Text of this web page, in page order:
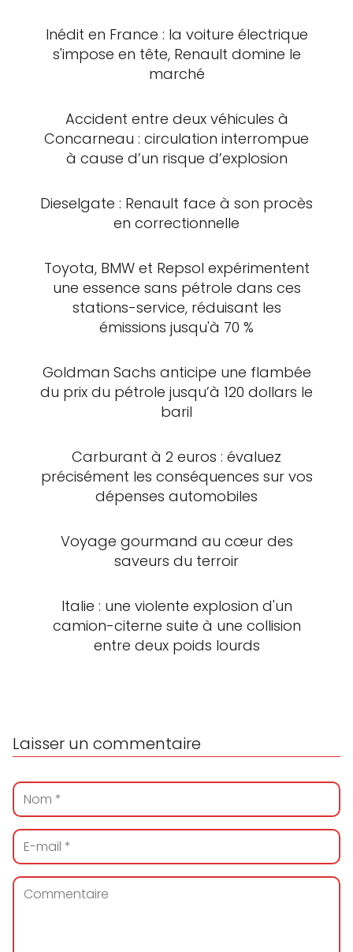
Inédit en France : la voiture électrique
s'impose en tête, Renault domine le
marché
Accident entre deux véhicules à
Concarneau : circulation interrompue
à cause d’un risque d’explosion
Dieselgate : Renault face à son procès
en correctionnelle
Toyota, BMW et Repsol expérimentent
une essence sans pétrole dans ces
stations-service, réduisant les
émissions jusqu'à 70 %
Goldman Sachs anticipe une flambée
du prix du pétrole jusqu’à 120 dollars le
baril
Carburant à 2 euros : évaluez
précisément les conséquences sur vos
dépenses automobiles
Voyage gourmand au cœur des
saveurs du terroir
Italie : une violente explosion d'un
camion-citerne suite à une collision
entre deux poids lourds
Laisser un commentaire